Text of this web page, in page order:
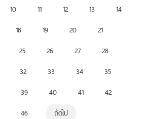
10 11 12 13
14
18 19 20
21
25 26 27
28
32 33 34
35
39 40 41
42
46 ถัดไป